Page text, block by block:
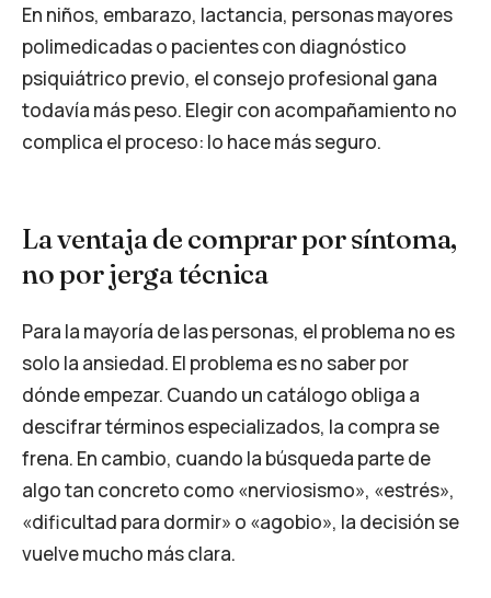
En niños, embarazo, lactancia, personas mayores
polimedicadas o pacientes con diagnóstico
psiquiátrico previo, el consejo profesional gana
todavía más peso. Elegir con acompañamiento no
complica el proceso: lo hace más seguro.
La ventaja de comprar por síntoma,
no por jerga técnica
Para la mayoría de las personas, el problema no es
solo la ansiedad. El problema es no saber por
dónde empezar. Cuando un catálogo obliga a
descifrar términos especializados, la compra se
frena. En cambio, cuando la búsqueda parte de
algo tan concreto como «nerviosismo», «estrés»,
«dificultad para dormir» o «agobio», la decisión se
vuelve mucho más clara.